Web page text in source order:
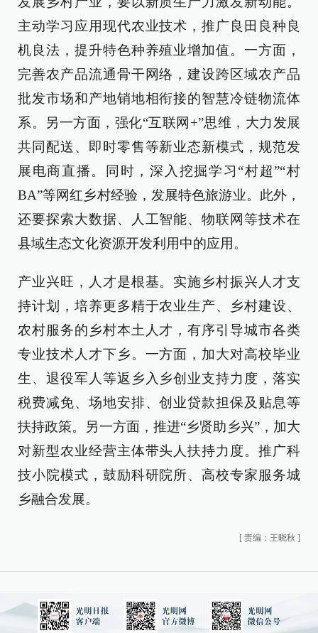
主动学习应用现代农业技术，推广良田良种良
机良法，提升特色种养殖业增加值。一方面，
完善农产品流通骨干网络，建设跨区域农产品
批发市场和产地销地相衔接的智慧冷链物流体
系。另一方面，强化“互联网+”思维，大力发展
共同配送、即时零售等新业态新模式，规范发
展电商直播。同时，深入挖掘学习“村超”“村
BA”等网红乡村经验，发展特色旅游业。此外，
还要探索大数据、人工智能、物联网等技术在
县域生态文化资源开发利用中的应用。
产业兴旺，人才是根基。实施乡村振兴人才支
持计划，培养更多精于农业生产、乡村建设、
农村服务的乡村本土人才，有序引导城市各类
专业技术人才下乡。一方面，加大对高校毕业
生、退役军人等返乡入乡创业支持力度，落实
税费减免、场地安排、创业贷款担保及贴息等
扶持政策。另一方面，推进“乡贤助乡兴”，加大
对新型农业经营主体带头人扶持力度。推广科
技小院模式，鼓励科研院所、高校专家服务城
乡融合发展。
[ 责编：王晓秋 ]